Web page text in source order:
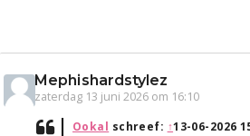
Mephishardstylez
zaterdag 13 juni 2026 om 16:10
Ookal schreef: ↑13-06-2026